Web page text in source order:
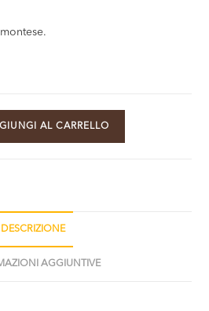
AL CARRELLO
DESCRIZIONE
AGGIUNTIVE